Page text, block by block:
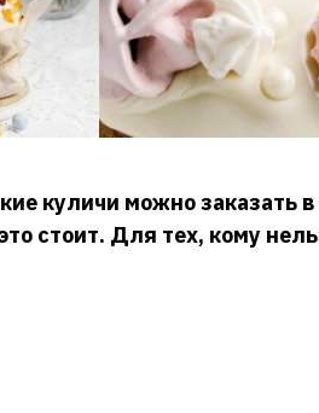
куличи можно заказать
стоит. Для тех, кому